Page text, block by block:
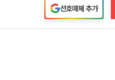
선호매체 추가